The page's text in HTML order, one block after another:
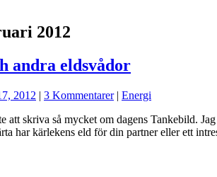
2012
andra eldsvådor
2012 | 3 Kommentarer| Energi
att skriva så mycket om dagens Tankebild.
har kärlekens eld för din partner eller ett